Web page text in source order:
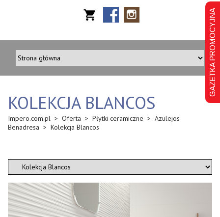
KOLEKCJA BLANCOS
Impero.com.pl > Oferta > Płytki ceramiczne > Azulejos
Benadresa > Kolekcja Blancos
GAZETKA PROMOCYJNA